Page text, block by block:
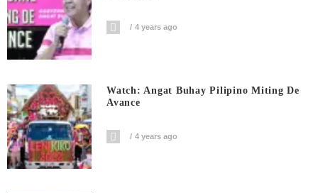
4 years ago
Watch: Angat Buhay Pilipino Miting De
Avance
4 years ago